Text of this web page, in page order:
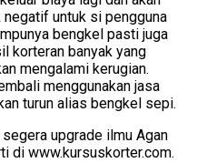
negatif untuk si pengguna
bengkel pasti juga
korteran banyak yang
mengalami kerugian.
menggunakan jasa
turun alias bengkel sepi.
upgrade ilmu Agan
di www.kursuskorter.com.